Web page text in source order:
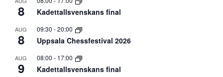
8 Kadettallsvenskans final
AUG
8
09:30 -20:00
Uppsala Chessfestival 2026
AUG
9
08:00 - 17:00
Kadettallsvenskans final